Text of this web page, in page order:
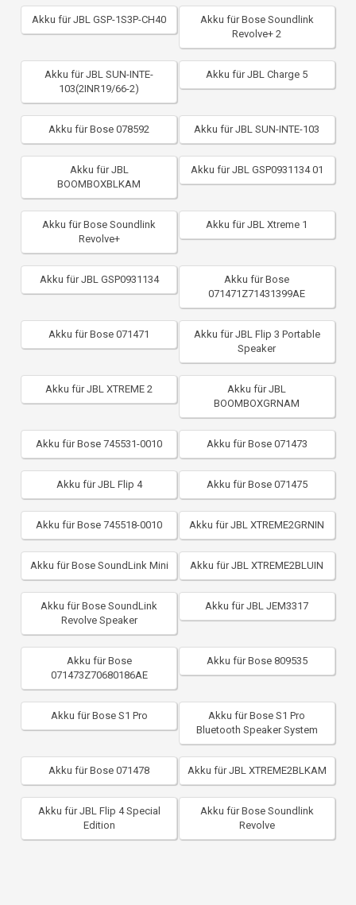
Akku für JBL GSP-1S3P-CH40
Akku für Bose Soundlink
Revolve+ 2
Akku für JBL SUN-INTE-
103(2INR19/66-2)
Akku für JBL Charge 5
Akku für Bose 078592 Akku für JBL SUN-INTE-103
Akku für JBL
BOOMBOXBLKAM
Akku für JBL GSP0931134 01
Akku für Bose Soundlink
Revolve+
Akku für JBL Xtreme 1
Akku für JBL GSP0931134
Akku für Bose
071471Z71431399AE
Akku für Bose 071471
Akku für JBL Flip 3 Portable
Speaker
Akku für JBL XTREME 2
Akku für JBL
BOOMBOXGRNAM
Akku für Bose 745531-0010 Akku für Bose 071473
Akku für JBL Flip 4 Akku für Bose 071475
Akku für Bose 745518-0010 Akku für JBL XTREME2GRNIN
Akku für Bose SoundLink Mini Akku für JBL XTREME2BLUIN
Akku für Bose SoundLink
Revolve Speaker
Akku für JBL JEM3317
Akku für Bose
071473Z70680186AE
Akku für Bose 809535
Akku für Bose S1 Pro
Akku für Bose S1 Pro
Bluetooth Speaker System
Akku für Bose 071478 Akku für JBL XTREME2BLKAM
Akku für JBL Flip 4 Special
Edition
Akku für Bose Soundlink
Revolve